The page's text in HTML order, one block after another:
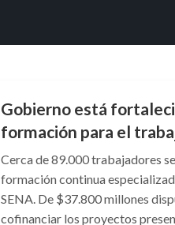
Gobierno está
formación para el
Cerca de 89.000 trabajadores
formación continua
SENA. De $37.800 millones
cofinanciar los proyectos